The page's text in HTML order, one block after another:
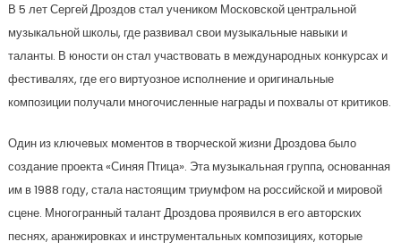
В 5 лет Сергей Дроздов стал учеником Московской центральной
музыкальной школы, где развивал свои музыкальные навыки и
таланты. В юности он стал участвовать в международных конкурсах и
фестивалях, где его виртуозное исполнение и оригинальные
композиции получали многочисленные награды и похвалы от критиков.
Один из ключевых моментов в творческой жизни Дроздова было
создание проекта «Синяя Птица». Эта музыкальная группа, основанная
им в 1988 году, стала настоящим триумфом на российской и мировой
сцене. Многогранный талант Дроздова проявился в его авторских
песнях, аранжировках и инструментальных композициях, которые